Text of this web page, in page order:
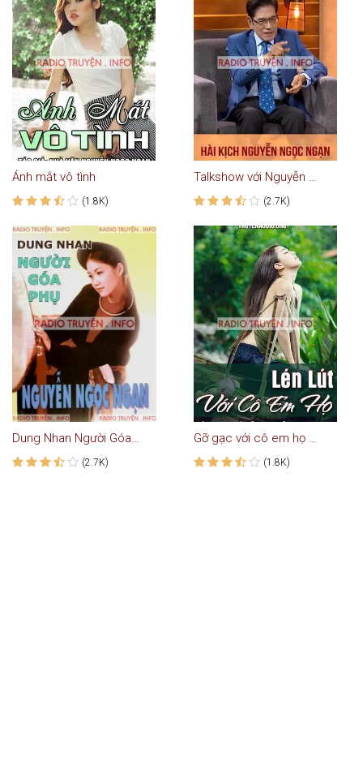
Ánh mắt vô tình
(1.8K)
Talkshow với Nguyễn Ngọc Ngạn #2: Hài Kịch Paris By Night
(2.7K)
Dung Nhan Người Góa Phụ
(2.7K)
Gỡ gạc với cô em họ có chồng
(1.8K)